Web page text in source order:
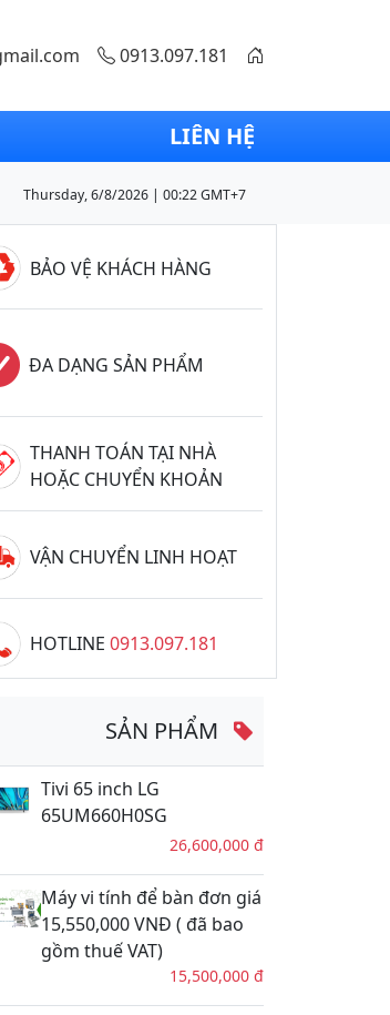
0913.097.181
LIÊN HỆ
Thursday, 6/8/2026 | 00:22 GMT+7
BẢO VỆ KHÁCH HÀNG
ĐA DẠNG SẢN PHẨM
THANH TOÁN TẠI NHÀ
HOẶC CHUYỂN KHOẢN
VẬN CHUYỂN LINH HOẠT
HOTLINE 0913.097.181
SẢN PHẨM
Tivi 65 inch LG
65UM660H0SG
26,600,000 đ
Máy vi tính để bàn đơn giá
15,550,000 VNĐ ( đã bao
gồm thuế VAT)
15,500,000 đ